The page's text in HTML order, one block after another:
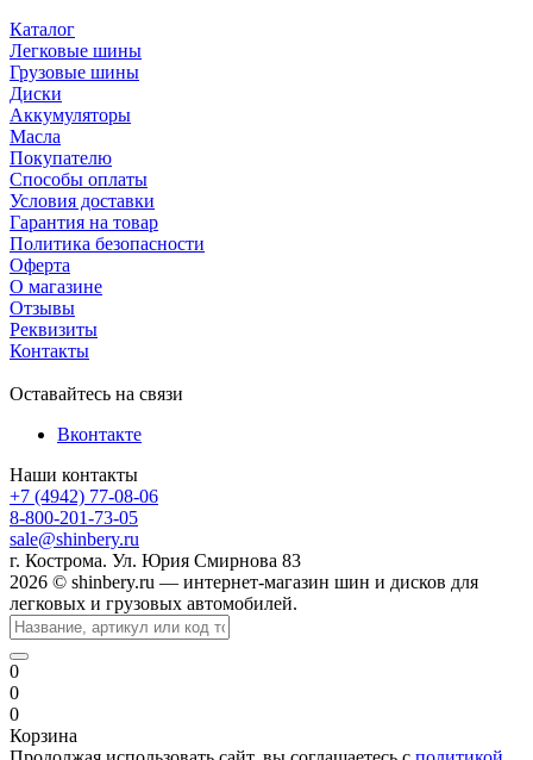
Каталог
Легковые шины
Грузовые шины
Диски
Аккумуляторы
Масла
Покупателю
Способы оплаты
Условия доставки
Гарантия на товар
Политика безопасности
Оферта
О магазине
Отзывы
Реквизиты
Контакты
Оставайтесь на связи
Вконтакте
Наши контакты
+7 (4942) 77-08-06
8-800-201-73-05
sale@shinbery.ru
г. Кострома. Ул. Юрия Смирнова 83
2026 © shinbery.ru — интернет-магазин шин и дисков для
легковых и грузовых автомобилей.
0
0
0
Корзина